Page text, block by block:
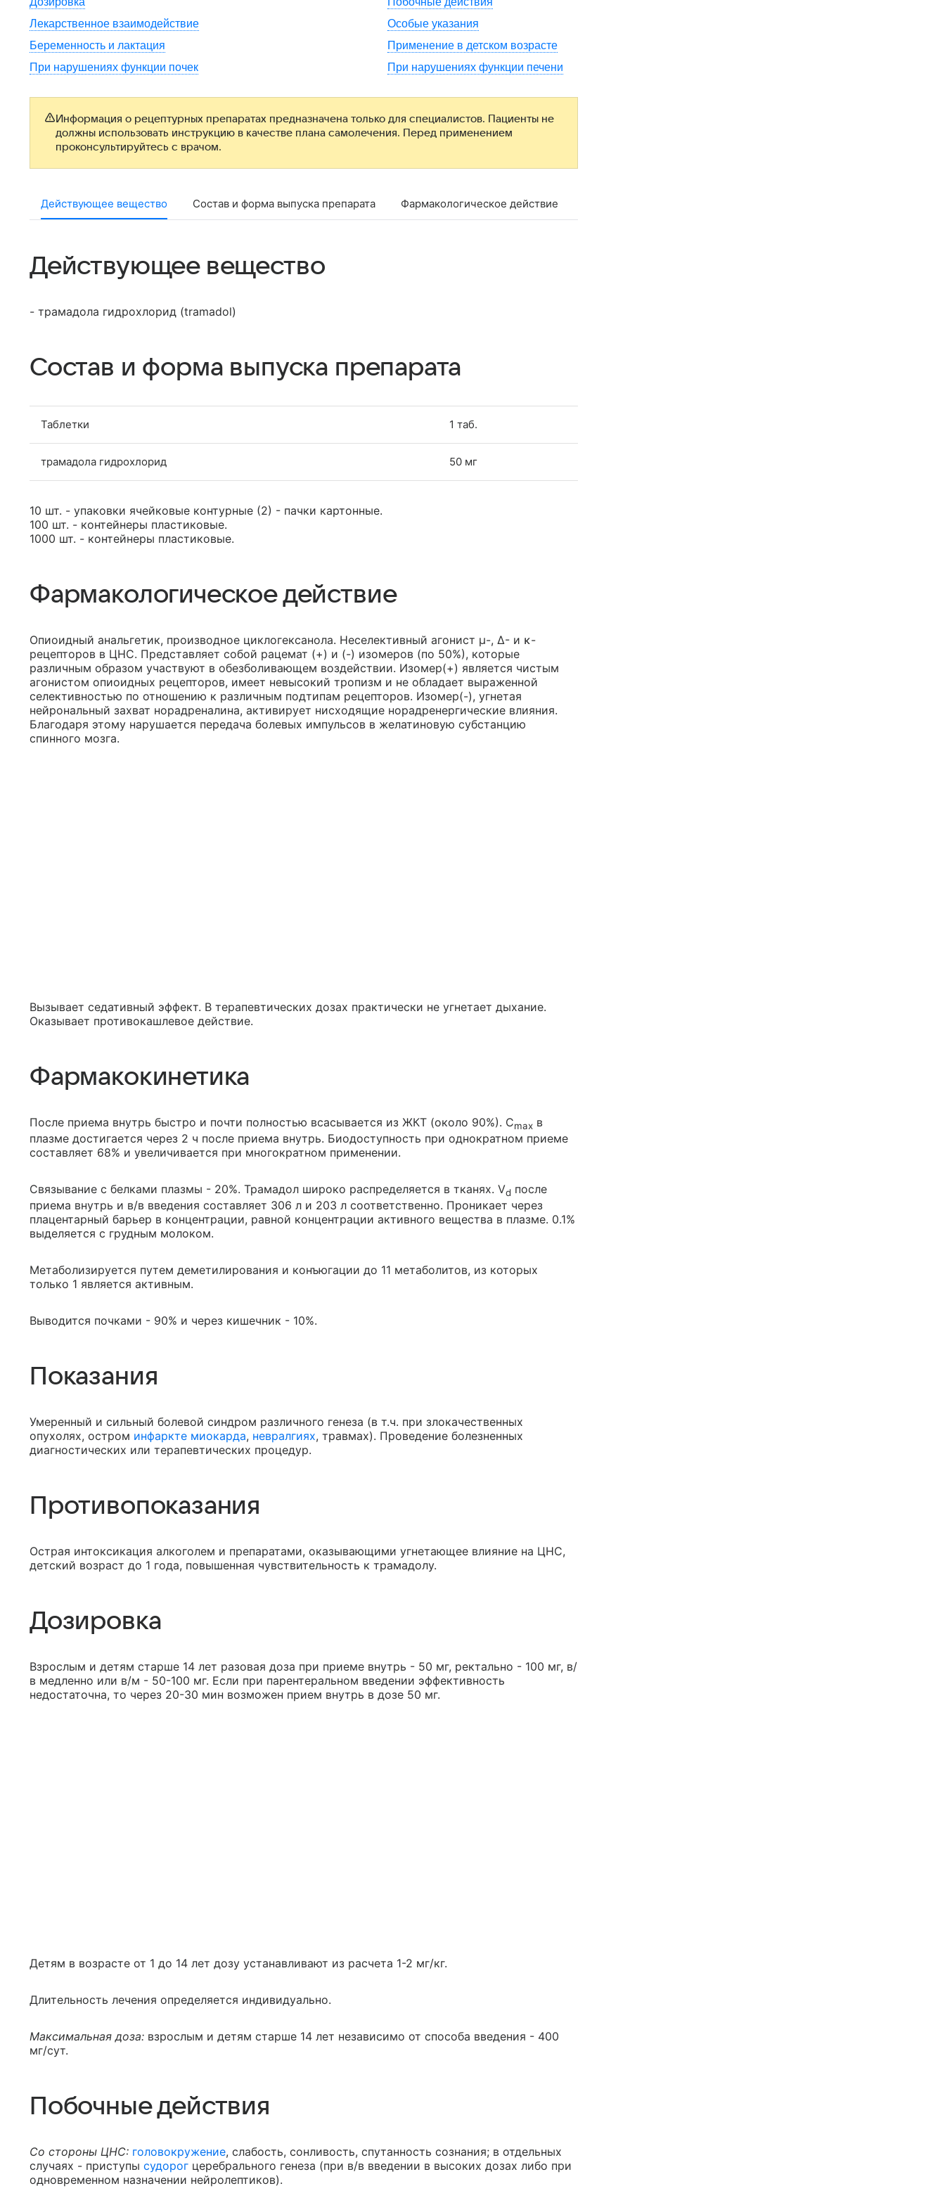
Лекарственное взаимодействие
Особые указания
Беременность и лактация
Применение в детском возрасте
При нарушениях функции почек
При нарушениях функции печени
Информация о рецептурных препаратах предназначена только для специалистов. Пациенты не
должны использовать инструкцию в качестве плана самолечения. Перед применением
проконсультируйтесь с врачом.
Действующее вещество Состав и форма выпуска препарата Фармакологическое действие
Действующее вещество
- трамадола гидрохлорид (tramadol)
Состав и форма выпуска препарата
Таблетки 1 таб.
трамадола гидрохлорид 50 мг
10 шт. - упаковки ячейковые контурные (2) - пачки картонные.
100 шт. - контейнеры пластиковые.
1000 шт. - контейнеры пластиковые.
Фармакологическое действие
Опиоидный анальгетик, производное циклогексанола. Неселективный агонист μ-, Δ- и κ-
рецепторов в ЦНС. Представляет собой рацемат (+) и (-) изомеров (по 50%), которые
различным образом участвуют в обезболивающем воздействии. Изомер(+) является чистым
агонистом опиоидных рецепторов, имеет невысокий тропизм и не обладает выраженной
селективностью по отношению к различным подтипам рецепторов. Изомер(-), угнетая
нейрональный захват норадреналина, активирует нисходящие норадренергические влияния.
Благодаря этому нарушается передача болевых импульсов в желатиновую субстанцию
спинного мозга.
Вызывает седативный эффект. В терапевтических дозах практически не угнетает дыхание.
Оказывает противокашлевое действие.
Фармакокинетика
После приема внутрь быстро и почти полностью всасывается из ЖКТ (около 90%). Cmax в
плазме достигается через 2 ч после приема внутрь. Биодоступность при однократном приеме
составляет 68% и увеличивается при многократном применении.
Связывание с белками плазмы - 20%. Трамадол широко распределяется в тканях. Vd после
приема внутрь и в/в введения составляет 306 л и 203 л соответственно. Проникает через
плацентарный барьер в концентрации, равной концентрации активного вещества в плазме. 0.1%
выделяется с грудным молоком.
Метаболизируется путем деметилирования и конъюгации до 11 метаболитов, из которых
только 1 является активным.
Выводится почками - 90% и через кишечник - 10%.
Показания
Умеренный и сильный болевой синдром различного генеза (в т.ч. при злокачественных
опухолях, остром инфаркте миокарда, невралгиях, травмах). Проведение болезненных
диагностических или терапевтических процедур.
Противопоказания
Острая интоксикация алкоголем и препаратами, оказывающими угнетающее влияние на ЦНС,
детский возраст до 1 года, повышенная чувствительность к трамадолу.
Дозировка
Взрослым и детям старше 14 лет разовая доза при приеме внутрь - 50 мг, ректально - 100 мг, в/
в медленно или в/м - 50-100 мг. Если при парентеральном введении эффективность
недостаточна, то через 20-30 мин возможен прием внутрь в дозе 50 мг.
Детям в возрасте от 1 до 14 лет дозу устанавливают из расчета 1-2 мг/кг.
Длительность лечения определяется индивидуально.
Максимальная доза: взрослым и детям старше 14 лет независимо от способа введения - 400
мг/сут.
Побочные действия
Со стороны ЦНС: головокружение, слабость, сонливость, спутанность сознания; в отдельных
случаях - приступы судорог церебрального генеза (при в/в введении в высоких дозах либо при
одновременном назначении нейролептиков).